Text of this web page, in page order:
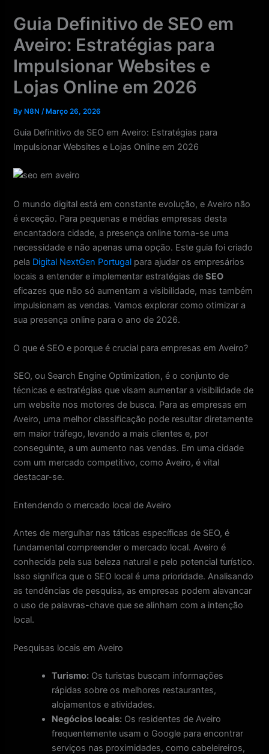
content
Guia Definitivo de SEO em
Aveiro: Estratégias para
Impulsionar Websites e
Lojas Online em 2026
ByN8N/Março 26, 2026
Guia Definitivo de SEO em Aveiro: Estratégias para
Impulsionar Websites e Lojas Online em 2026
O mundo digital está em constante evolução, e Aveiro não
é exceção. Para pequenas e médias empresas desta
encantadora cidade, a presença online torna-se uma
necessidade e não apenas uma opção. Este guia foi criado
pela Digital NextGen Portugal para ajudar os empresários
locais a entender e implementar estratégias deSEO
eficazes que não só aumentam a visibilidade, mas também
impulsionam as vendas. Vamos explorar como otimizar a
sua presença online para o ano de 2026.
O que é SEO e porque é crucial para empresas em Aveiro?
SEO, ou Search Engine Optimization, é o conjunto de
técnicas e estratégias que visam aumentar a visibilidade de
um website nos motores de busca. Para as empresas em
Aveiro, uma melhor classificação pode resultar diretamente
em maior tráfego, levando a mais clientes e, por
conseguinte, a um aumento nas vendas. Em uma cidade
com um mercado competitivo, como Aveiro, é vital
destacar-se.
Entendendo o mercado local de Aveiro
Antes de mergulhar nas táticas específicas de SEO, é
fundamental compreender o mercado local. Aveiro é
conhecida pela sua beleza natural e pelo potencial turístico.
Isso significa que o SEO local é uma prioridade. Analisando
as tendências de pesquisa, as empresas podem alavancar
o uso de palavras-chave que se alinham com a intenção
local.
Pesquisas locais em Aveiro
Turismo: Os turistas buscam informações
rápidas sobre os melhores restaurantes,
alojamentos e atividades.
Negócios locais: Os residentes de Aveiro
frequentemente usam o Google para encontrar
serviços nas proximidades, como cabeleireiros,